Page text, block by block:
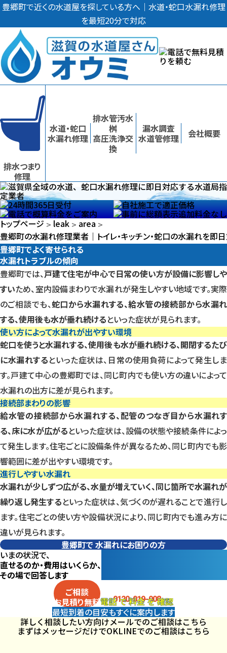
豊郷町で近くの水道屋を探している方へ｜水道・蛇口水漏れ修理
を最短20分で対応
排水つまり
修理
水道・蛇口
水漏れ修理
排水管汚水
桝
高圧洗浄交
換
漏水調査
水道管修理
会社概要
豊郷町
豊郷町
豊郷町
の
の
水漏れ
水漏れ
水漏れ
トラブル
トラブル
トラブル
に
に
即日対応
トップページ > leak > area >
豊郷町の水漏れ修理業者｜トイレ・キッチン・蛇口の水漏れを即
豊郷町でよく寄せられる
水漏れトラブルの傾向
豊郷町では、戸建て住宅が中心で日常の使い方が設備に影響しや
すいため、室内設備まわりで水漏れが発生しやすい地域です。実際
のご相談でも、蛇口から水漏れする、給水管の接続部から水漏れ
する、使用後も水が垂れ続けるといった症状が見られます。
使い方によって水漏れが出やすい環境
蛇口を使うと水漏れする、使用後も水が垂れ続ける、開閉するたび
に水漏れするといった症状は、日常の使用負荷によって発生しま
す。戸建て中心の豊郷町では、同じ町内でも使い方の違いによって
水漏れの出方に差が見られます。
接続部まわりの影響
給水管の接続部から水漏れする、配管のつなぎ目から水漏れす
る、床に水が広がるといった症状は、設備の状態や接続条件によっ
て発生します。住宅ごとに設備条件が異なるため、同じ町内でも影
響範囲に差が出やすい環境です。
進行しやすい水漏れ
水漏れが少しずつ広がる、水量が増えていく、同じ箇所で水漏れが
繰り返し発生するといった症状は、気づくのが遅れることで進行し
ます。住宅ごとの使い方や設備状況により、同じ町内でも進み方に
違いが見られます。
豊郷町で 水漏れにお困りの方
いまの状況で、
直せるのか・費用はいくらか、
その場で回答します
ご相談
お見積り無料電話で料金を確認
0120-019-008
最短到着の目安もすぐに案内します
詳しく相談したい方向けメールでのご相談はこちら
まずはメッセージだけでOKLINEでのご相談はこちら